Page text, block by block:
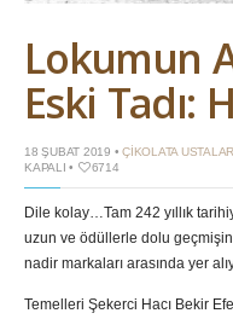
Lokumun
Eski Tadı:
18 ŞUBAT 2019 • ÇIKOLATA
KAPALI • 6714
Dile kolay…Tam 242 yıllık
uzun ve ödüllerle dolu
nadir markaları arasında yer
Temelleri Şekerci Hacı Bekir